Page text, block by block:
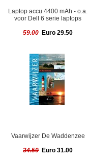
Laptop accu 4400 mAh - o.a.
voor Dell 6 serie laptops
59.00 Euro 29.50
Vaarwijzer De Waddenzee
34.50 Euro 31.00